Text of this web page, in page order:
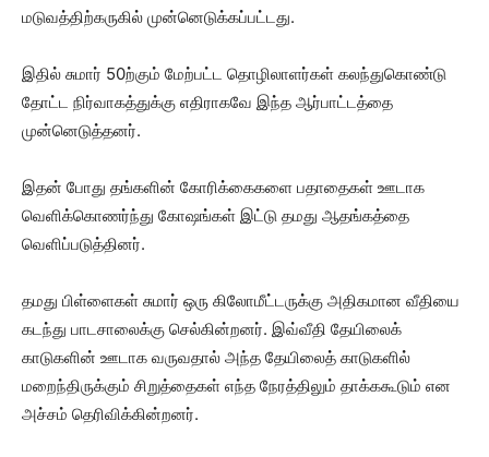
மடுவத்திற்கருகில் முன்னெடுக்கப்பட்டது.
இதில் சுமார் 50ற்கும் மேற்பட்ட தொழிலாளர்கள் கலந்துகொண்டு
தோட்ட நிர்வாகத்துக்கு எதிராகவே இந்த ஆர்பாட்டத்தை
முன்னெடுத்தனர்.
இதன் போது தங்களின் கோரிக்கைகளை பதாதைகள் ஊடாக
வெளிக்கொணர்ந்து கோஷங்கள் இட்டு தமது ஆதங்கத்தை
வெளிப்படுத்தினர்.
தமது பிள்ளைகள் சுமார் ஒரு கிலோமீட்டருக்கு அதிகமான வீதியை
கடந்து பாடசாலைக்கு செல்கின்றனர். இவ்வீதி தேயிலைக்
காடுகளின் ஊடாக வருவதால் அந்த தேயிலைத் காடுகளில்
மறைந்திருக்கும் சிறுத்தைகள் எந்த நேரத்திலும் தாக்ககூடும் என
அச்சம் தெரிவிக்கின்றனர்.